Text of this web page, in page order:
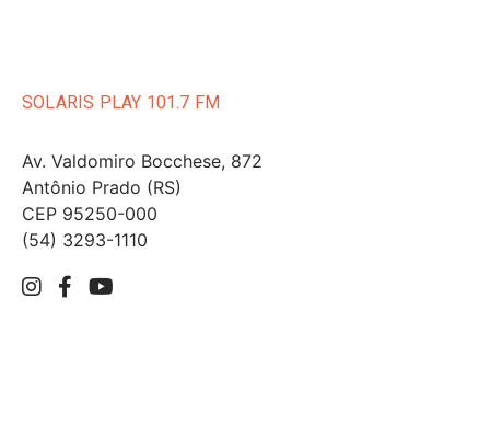
SOLARIS PLAY 101.7 FM
Av. Valdomiro Bocchese, 872
Antônio Prado (RS)
CEP 95250-000
(54) 3293-1110